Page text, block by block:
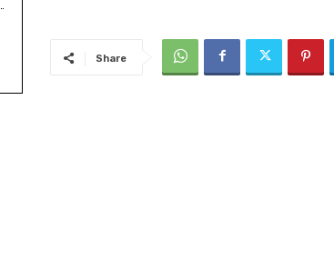
Share